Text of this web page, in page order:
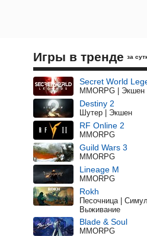
Игры в тренде за
Secret World
MMORPG | Экшен
Destiny 2
Шутер | Экшен
RF Online 2
MMORPG
Guild Wars 3
MMORPG
Lineage M
MMORPG
Rokh
Песочница |
Выживание
Blade & Soul
MMORPG